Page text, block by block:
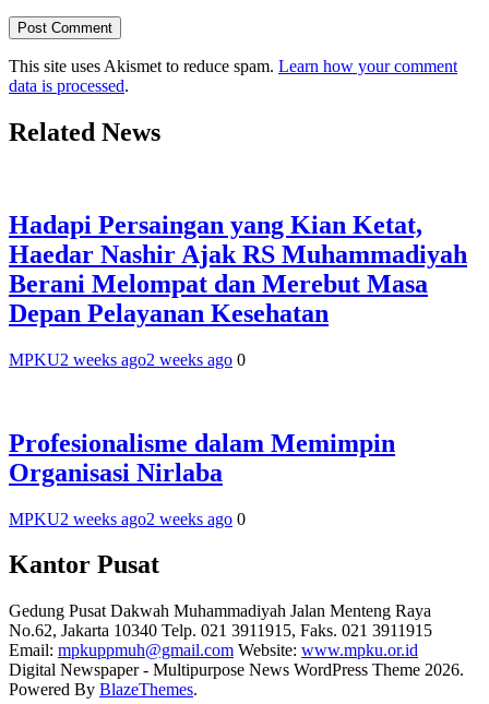
This site uses Akismet to reduce spam. Learn how your comment
data is processed.
Related News
Hadapi Persaingan yang Kian Ketat,
Haedar Nashir Ajak RS Muhammadiyah
Berani Melompat dan Merebut Masa
Depan Pelayanan Kesehatan
MPKU2 weeks ago2 weeks ago 0
Profesionalisme dalam Memimpin
Organisasi Nirlaba
MPKU2 weeks ago2 weeks ago 0
Kantor Pusat
Gedung Pusat Dakwah Muhammadiyah Jalan Menteng Raya
No.62, Jakarta 10340 Telp. 021 3911915, Faks. 021 3911915
Email: mpkuppmuh@gmail.com Website: www.mpku.or.id
Digital Newspaper - Multipurpose News WordPress Theme 2026.
Powered By BlazeThemes.